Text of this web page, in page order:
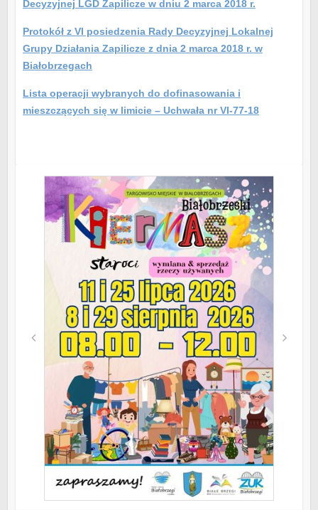
Decyzyjnej LGD Zapilicze w dniu 2 marca 2018 r.
Protokół z VI posiedzenia Rady Decyzyjnej Lokalnej
Grupy Działania Zapilicze z dnia 2 marca 2018 r. w
Białobrzegach
Lista operacji wybranych do dofinasowania i
mieszczących się w limicie – Uchwała nr VI-77-18